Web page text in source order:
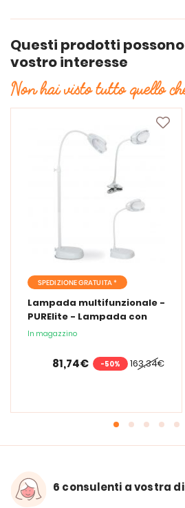
Questi prodotti
vostro interesse
Non hai visto tutto quello
SPEDIZIONE GRATUITA *
Lampada multifunzionale -
PURElite - Lampada con
lente d'ingrandimento
In magazzino
163,34€
81,74€ -50%
6 consulenti a vostra